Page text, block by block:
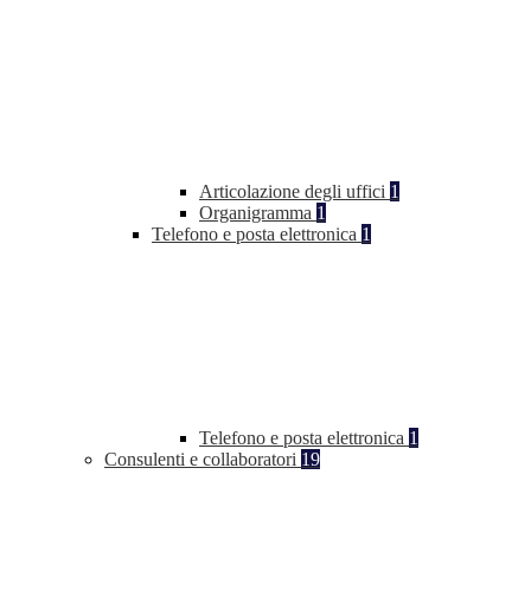
Articolazione degli uffici 1
Organigramma 1
Telefono e posta elettronica 1
Telefono e posta elettronica 1
Consulenti e collaboratori 19